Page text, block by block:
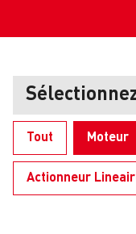
Tout Moteur
Actionneur